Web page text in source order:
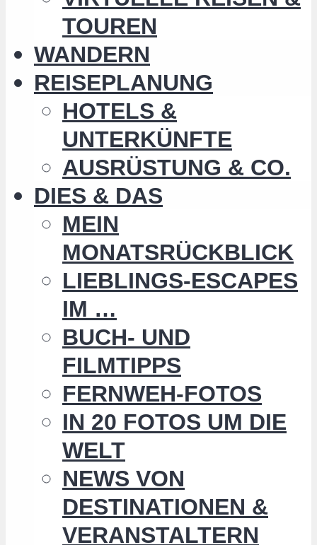
TOUREN
WANDERN
REISEPLANUNG
HOTELS &
UNTERKÜNFTE
AUSRÜSTUNG & CO.
DIES & DAS
MEIN
MONATSRÜCKBLICK
LIEBLINGS-ESCAPES
IM …
BUCH- UND
FILMTIPPS
FERNWEH-FOTOS
IN 20 FOTOS UM DIE
WELT
NEWS VON
DESTINATIONEN &
VERANSTALTERN